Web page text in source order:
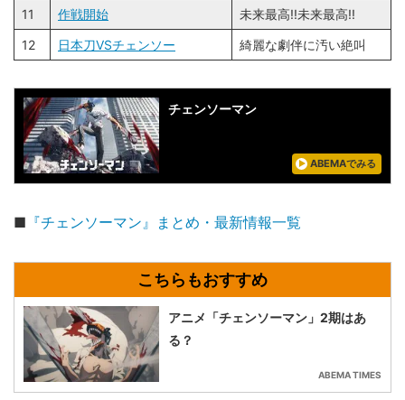
11
作戦開始
未来最高!!未来最高!!
12
日本刀VSチェンソー 綺麗な劇伴に汚い絶叫
チェンソーマン
ABEMAでみる
■ 『チェンソーマン』まとめ・最新情報一覧
アニメ「チェンソーマン」2期はあ
る？
ABEMA TIMES